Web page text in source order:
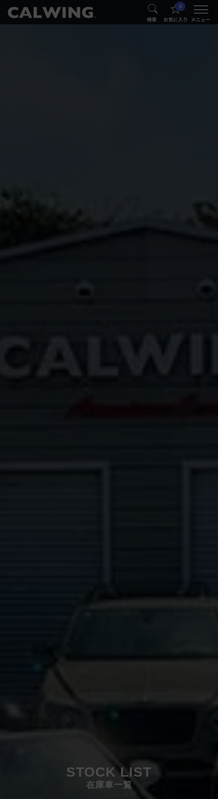
® 検索
0
お気に入り メニュー
®
STOCK LIST
在庫車一覧